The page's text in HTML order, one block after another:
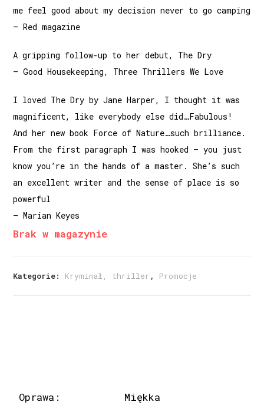
me feel good about my decision never to go camping
— Red magazine
A gripping follow-up to her debut, The Dry
— Good Housekeeping, Three Thrillers We Love
I loved The Dry by Jane Harper, I thought it was
magnificent, like everybody else did…Fabulous!
And her new book Force of Nature…such brilliance.
From the first paragraph I was hooked – you just
know you’re in the hands of a master. She’s such
an excellent writer and the sense of place is so
powerful
— Marian Keyes
Brak w magazynie
Kategorie: Kryminał, thriller , Promocje
Oprawa: Miękka